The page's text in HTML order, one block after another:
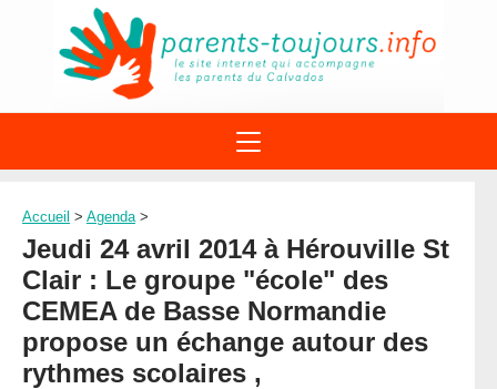
À PROPOS DU REAAP
1ÈRE VISITE
ACTUALITÉ
AGENDA
DISPOSITIFS PARENTALITÉ
SITES INTERNET
NUMÉROS VERTS
LEXIQUE
LETTRES D’INFO
STRUCTURES
DOCUMENTS
FORMATIONS
Accueil > Agenda >
Jeudi 24 avril 2014 à Hérouville St
Clair : Le groupe "école" des
CEMEA de Basse Normandie
propose un échange autour des
rythmes scolaires ,